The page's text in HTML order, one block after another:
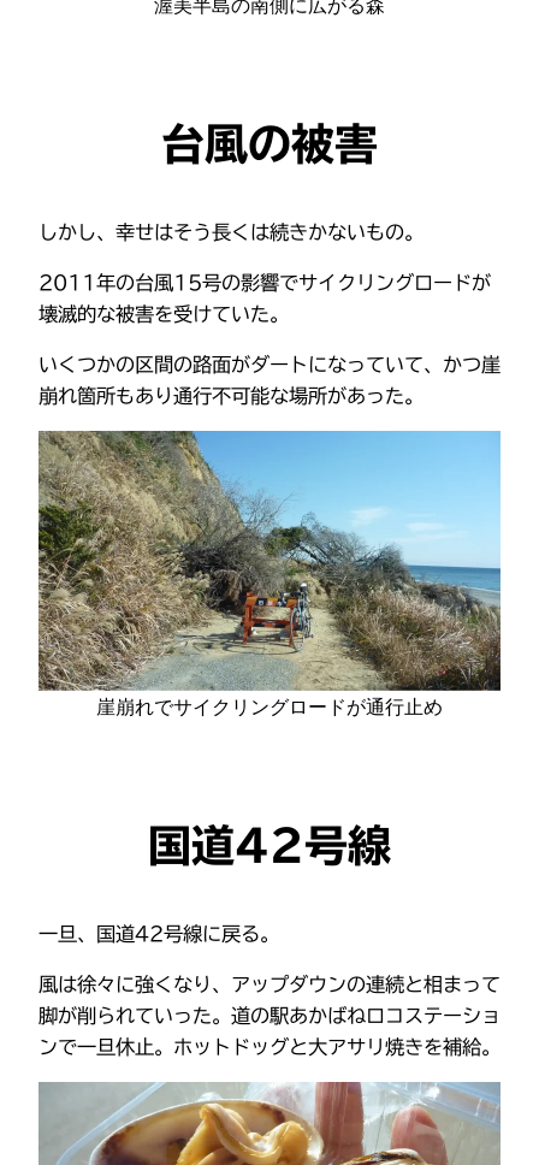
渥美半島の南側に広がる森
台風の被害
しかし、幸せはそう長くは続きかないもの。
2011年の台風15号の影響でサイクリングロードが
壊滅的な被害を受けていた。
いくつかの区間の路面がダートになっていて、かつ崖
崩れ箇所もあり通行不可能な場所があった。
崖崩れでサイクリングロードが通行止め
国道42号線
一旦、国道42号線に戻る。
風は徐々に強くなり、アップダウンの連続と相まって
脚が削られていった。道の駅あかばねロコステーショ
ンで一旦休止。ホットドッグと大アサリ焼きを補給。